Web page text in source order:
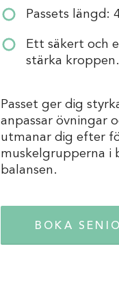
Passets längd:
Ett säkert och
stärka kroppen.
Passet ger dig
anpassar övningar
utmanar dig efter
muskelgrupperna i
balansen.
BOKA